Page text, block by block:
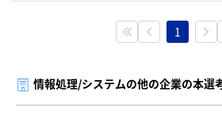
1
情報処理/システムの他の企業の本選